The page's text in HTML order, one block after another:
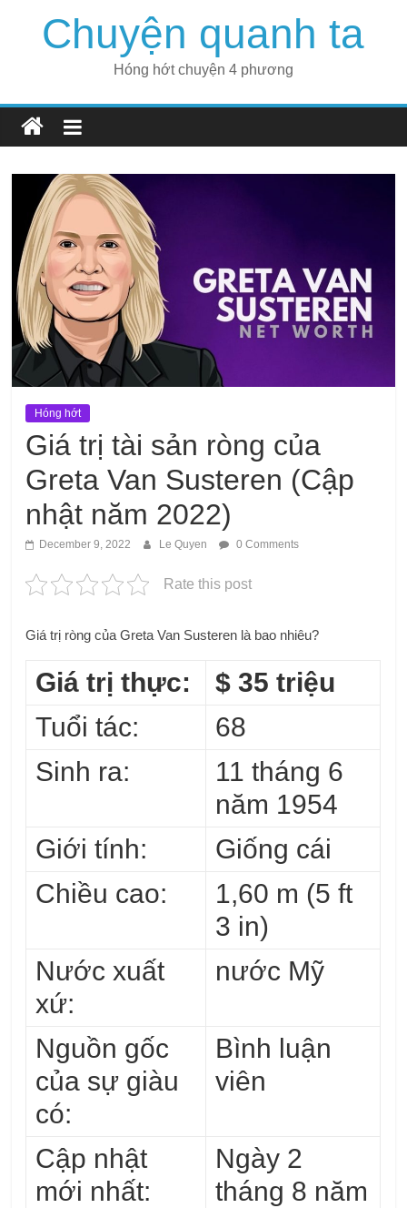
Chuyện quanh ta
Hóng hớt chuyện 4 phương
Hóng hớt
Giá trị tài sản ròng của
Greta Van Susteren (Cập
nhật năm 2022)
December 9, 2022 Le Quyen 0 Comments
Rate this post
Giá trị ròng của Greta Van Susteren là bao nhiêu?
Giá trị thực:
$ 35 triệu
Tuổi tác:
68
Sinh ra:
11 tháng 6
năm 1954
Giới tính:
Giống cái
Chiều cao:
1,60 m (5 ft
3 in)
Nước xuất
xứ:
nước Mỹ
Nguồn gốc
của sự giàu
có:
Bình luận
viên
Cập nhật
mới nhất:
Ngày 2
tháng 8 năm